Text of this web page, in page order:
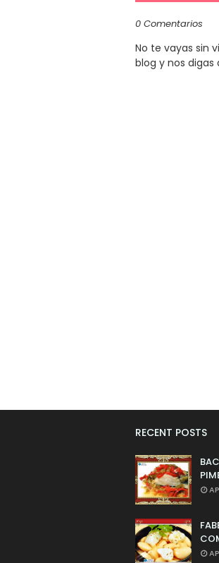
0 Comentarios
No te vayas sin
blog y nos
RECENT POSTS